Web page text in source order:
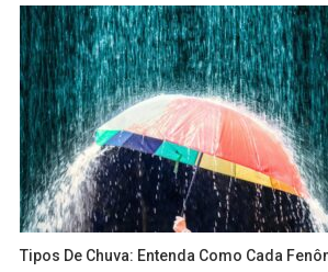
Tipos De Chuva: Entenda Como Cada